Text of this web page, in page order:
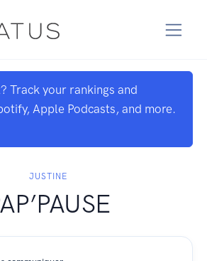
Track your rankings and
Apple Podcasts, and more.
JUSTINE